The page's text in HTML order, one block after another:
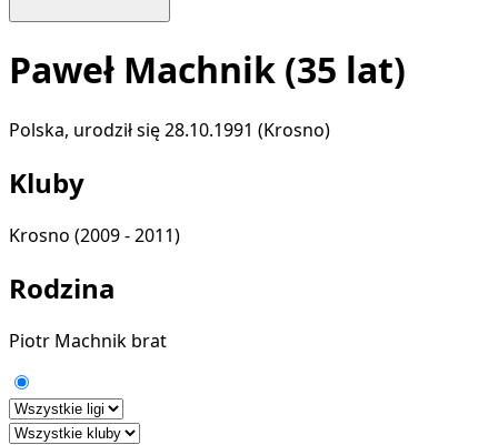
Paweł Machnik (35 lat)
Polska, urodził się 28.10.1991 (Krosno)
Kluby
Krosno (2009 - 2011)
Rodzina
Piotr Machnik brat